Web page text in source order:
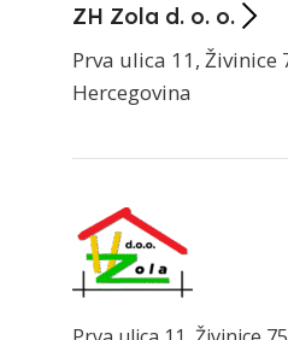
ZH Zola d. o. o.
Prva ulica 11, Živinice
Hercegovina